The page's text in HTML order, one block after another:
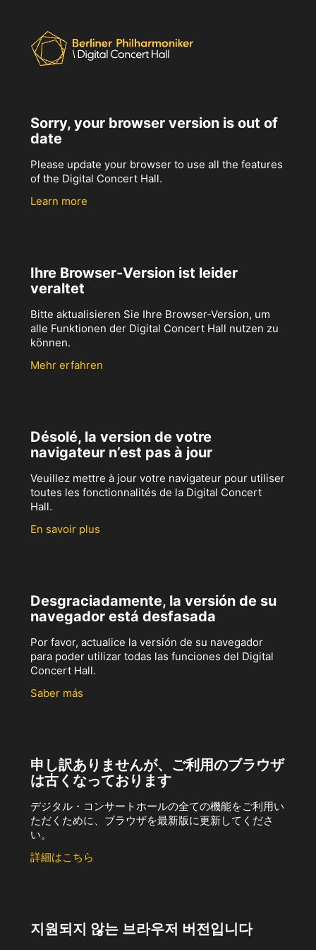
Sorry, your browser version is out of
date
Please update your browser to use all the features
of the Digital Concert Hall.
Learn more
Ihre Browser-Version ist leider
veraltet
Bitte aktualisieren Sie Ihre Browser-Version, um
alle Funktionen der Digital Concert Hall nutzen zu
können.
Mehr erfahren
Désolé, la version de votre
navigateur n’est pas à jour
Veuillez mettre à jour votre navigateur pour utiliser
toutes les fonctionnalités de la Digital Concert
Hall.
En savoir plus
Desgraciadamente, la versión de su
navegador está desfasada
Por favor, actualice la versión de su navegador
para poder utilizar todas las funciones del Digital
Concert Hall.
Saber más
申し訳ありませんが、ご利用のブラウザ
は古くなっております
デジタル・コンサートホールの全ての機能をご利用い
ただくために、ブラウザを最新版に更新してくださ
い。
詳細はこちら
지원되지 않는 브라우저 버전입니다